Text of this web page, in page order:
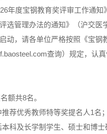
年度宝钢教育奖评审工作通知
选管理办法的通知》（沪交医
动，请各单位严格按照《宝钢
查询）规定，认
额共8名。
荐优秀教师特等奖提名人1名
科及长学制学生、硕士和博